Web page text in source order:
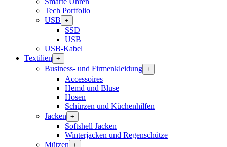
Tech Portfolio
USB +
SSD
USB
USB-Kabel
Textilien +
Business- und Firmenkleidung +
Accessoires
Hemd und Bluse
Hosen
Schürzen und Küchenhilfen
Jacken +
Softshell Jacken
Winterjacken und Regenschütze
Mützen +